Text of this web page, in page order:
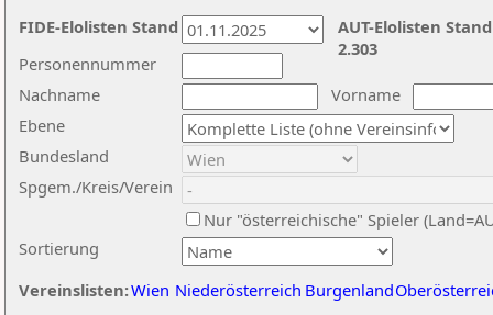
Nachname
Vorname
Ebene
Sortierung
Personennummer
Bundesland
Spgem./Kreis/Verein
Nur "österreichische" Spieler
Vereinslisten:Wien Niederösterreich Burgenland
AUT-Elolisten
2.303
FIDE-Elolisten Stand